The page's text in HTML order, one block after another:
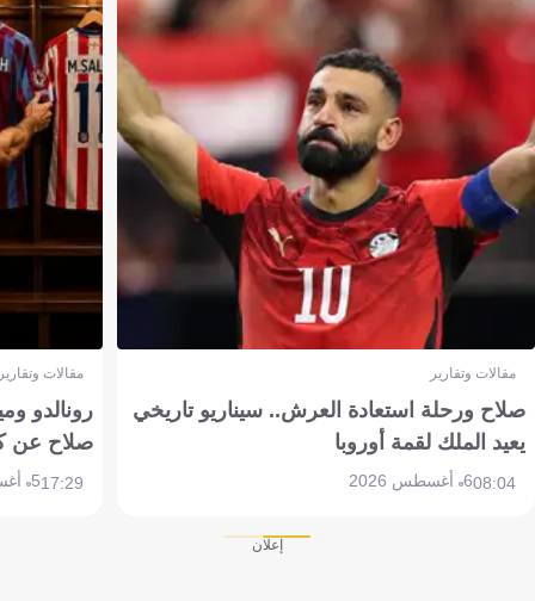
مقالات وتقارير
صلاح ورحلة استعادة العرش.. سيناريو تاريخي
يعيد الملك لقمة أوروبا
08:046 أغسطس 2026
مقالات
رونالدو
صلاح عن
17:295 أغسطس 2026
إعلان